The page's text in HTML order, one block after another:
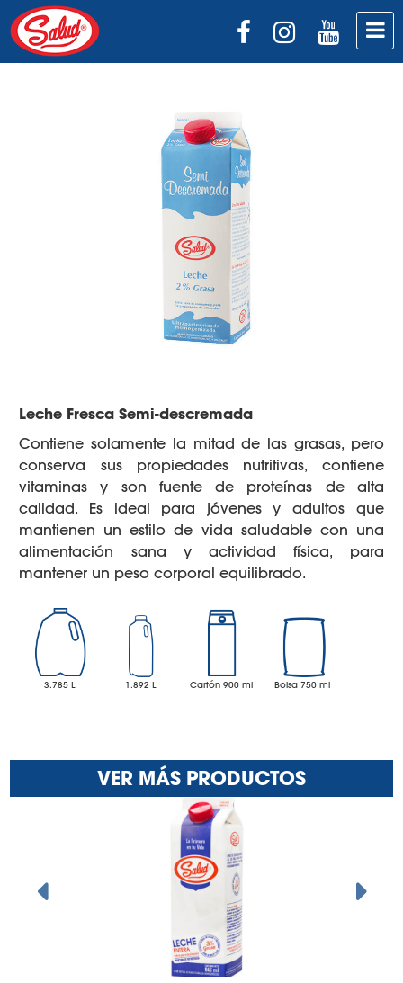
Leche Fresca Semi-descremada
Contiene solamente la mitad de las grasas, pero
conserva sus propiedades nutritivas, contiene
vitaminas y son fuente de proteínas de alta
calidad. Es ideal para jóvenes y adultos que
mantienen un estilo de vida saludable con una
alimentación sana y actividad física, para
mantener un peso corporal equilibrado.
3.785 L 1.892 L Cartón 900 ml Bolsa 750 ml
VER MÁS PRODUCTOS